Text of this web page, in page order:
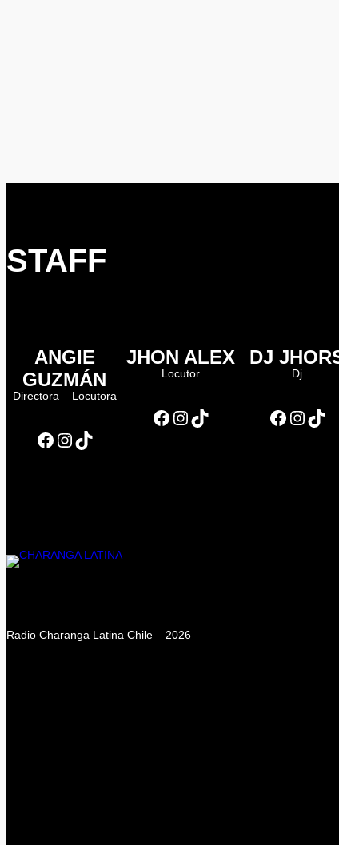
STAFF
ANGIE
GUZMÁN
Directora – Locutora
Facebook Instagram TikTok
JHON ALEX
Locutor
Facebook Instagram TikTok
DJ
Dj
Facebook Instagram TikTok
Radio Charanga Latina Chile – 2026